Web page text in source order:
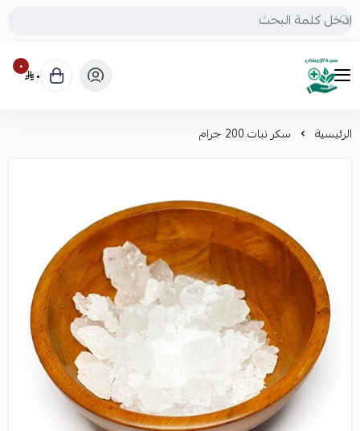
mrs.grasses
٠ ٠
الرئيسية سكر نبات 200 جرام